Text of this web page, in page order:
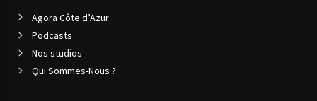
Agora Côte d’Azur
Podcasts
Nos studios
Qui Sommes-Nous ?